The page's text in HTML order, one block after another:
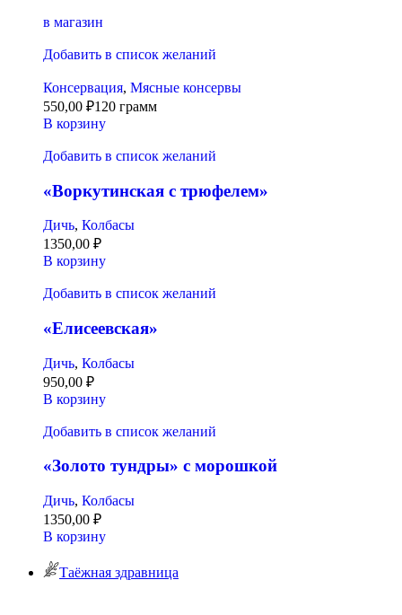
в магазин
Добавить в список желаний
Консервация, Мясные консервы
550,00 ₽120 грамм
В корзину
Добавить в список желаний
«Воркутинская с трюфелем»
Дичь, Колбасы
1350,00 ₽
В корзину
Добавить в список желаний
«Елисеевская»
Дичь, Колбасы
950,00 ₽
В корзину
Добавить в список желаний
«Золото тундры» с морошкой
Дичь, Колбасы
1350,00 ₽
В корзину
Таёжная здравница